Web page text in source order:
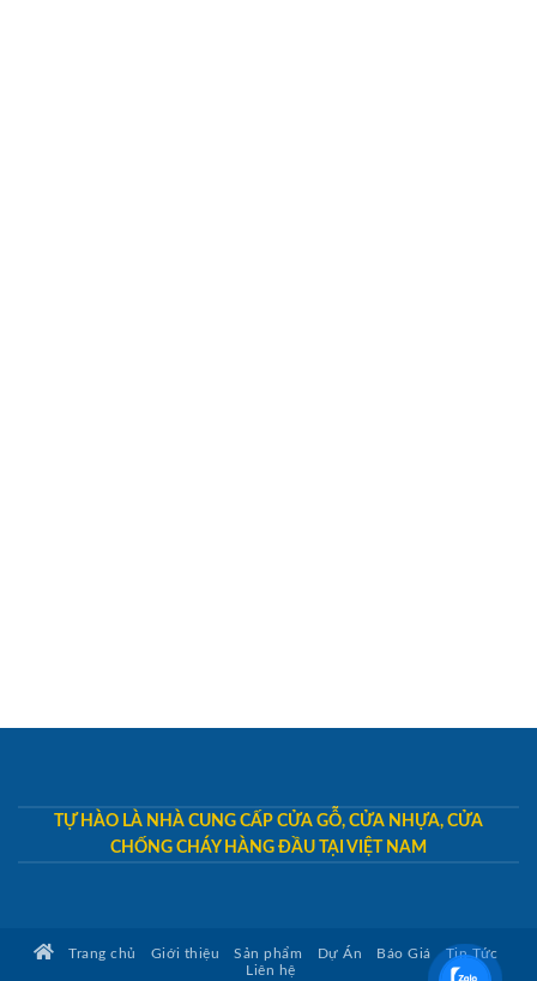
TỰ HÀO LÀ NHÀ CUNG CẤP CỬA GỖ, CỬA NHỰA, CỬA
CHỐNG CHÁY HÀNG ĐẦU TẠI VIỆT NAM
Trang chủ Giới thiệu Sản phẩm Dự Án Báo Giá
Tin Tức
Liên hệ